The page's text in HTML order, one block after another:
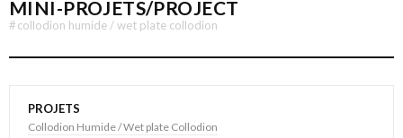
MINI-PROJETS/PROJECT
#collodion humide / wet plate collodion
PROJETS
Collodion Humide / Wet plate Collodion